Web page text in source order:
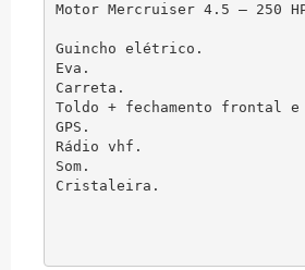
Motor Mercruiser 4.5 – 250
Guincho elétrico.
Eva.
Carreta.
Toldo + fechamento frontal
GPS.
Rádio vhf.
Som.
Cristaleira.